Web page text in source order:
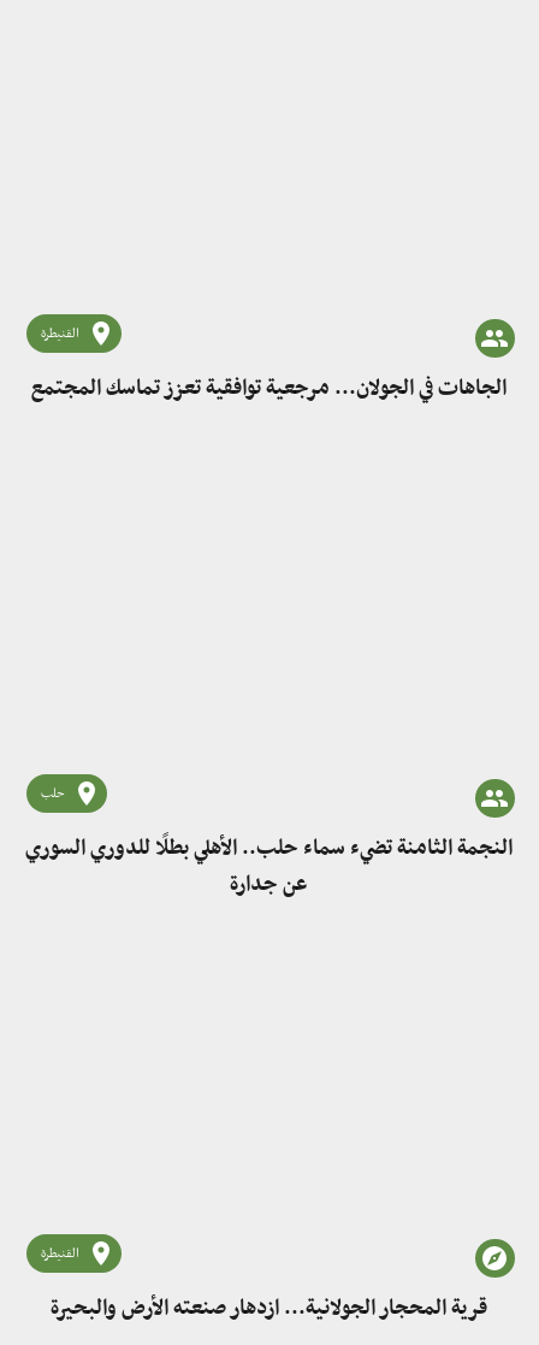
القنيطرة
الجاهات في الجولان... مرجعية توافقية تعزز تماسك المجتمع
حلب
النجمة الثامنة تضيء سماء حلب.. الأهلي بطلًا للدوري السوري
عن جدارة
القنيطرة
قرية المحجار الجولانية... ازدهار صنعته الأرض والبحيرة